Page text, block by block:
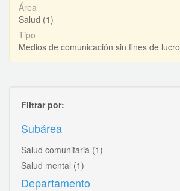
Área
Salud (1)
Tipo
Medios de comunicación sin fines de lucro
Filtrar por:
Subárea
Salud comunitaria (1)
Salud mental (1)
Departamento